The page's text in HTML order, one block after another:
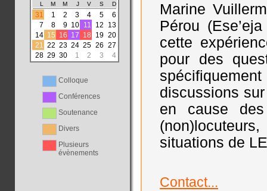
L M M J V S D
31 1 2 3 4 5
6
7
8 9 10 11 12
13
14 15 16 17 18 19 20
21 22 23 24 25 26 27
28 29 30 1 2 3 4
Colloque
Conférences
Soutenance
Divers
Plusieurs
évènements
Marine
Pérou
cette
pour des
discussions
en cause des
situations de
Contact...